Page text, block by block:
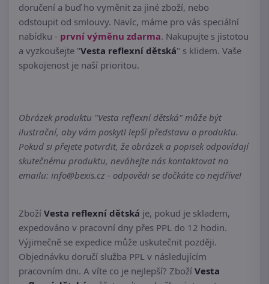
doručení a buď ho vyměnit za jiné zboží, nebo
odstoupit od smlouvy. Navíc, máme pro vás speciální
nabídku - první výměnu zdarma. Nakupujte s jistotou
a vyzkoušejte "Vesta reflexní dětská" s klidem. Vaše
spokojenost je naší prioritou.
Obrázek produktu "Vesta reflexní dětská" může být
ilustrační, aby vám poskytl lepší představu o produktu.
Pokud si přejete potvrdit, že obrázek a popisek odpovídají
skutečnému produktu, neváhejte nás kontaktovat na
emailu: info@bexis.cz - odpovědi se dočkáte co nejdříve!
Zboží Vesta reflexní dětská je, pokud je skladem,
expedováno v pracovní dny přes PPL do 12 hodin.
Výjimečně se expedice může uskutečnit později.
Objednávku doručí služba PPL v následujícím
pracovním dni. A víte co je nejlepší? Zboží Vesta